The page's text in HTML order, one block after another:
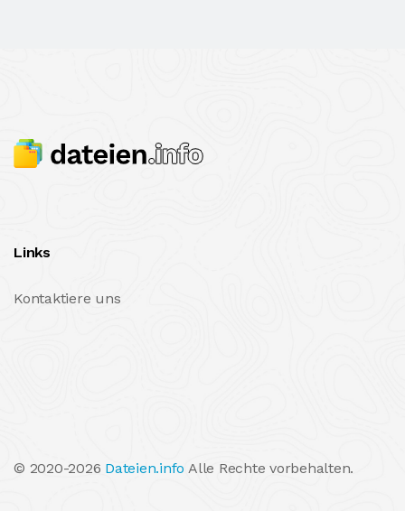
Links
Kontaktiere uns
© 2020-2026 Dateien.info Alle Rechte vorbehalten.